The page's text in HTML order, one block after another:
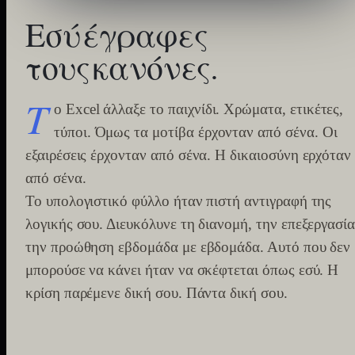
Εσύέγραφες
τουςκανόνες.
Τ ο Excel άλλαξε το παιχνίδι. Χρώματα, ετικέτες,
τύποι. Όμως τα μοτίβα έρχονταν από σένα. Οι
εξαιρέσεις έρχονταν από σένα. Η δικαιοσύνη ερχόταν
από σένα.
Το υπολογιστικό φύλλο ήταν πιστή αντιγραφή της
λογικής σου. Διευκόλυνε τη διανομή, την
την προώθηση εβδομάδα με εβδομάδα. Αυτό που δεν
μπορούσε να κάνει ήταν να σκέφτεται όπως εσύ. Η
κρίση παρέμενε δική σου. Πάντα δική σου.